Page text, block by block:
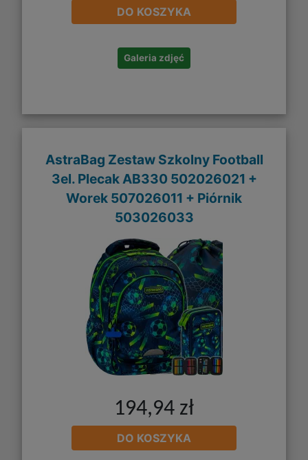
DO KOSZYKA
Galeria zdjęć
AstraBag Zestaw Szkolny Football
3el. Plecak AB330 502026021 +
Worek 507026011 + Piórnik
503026033
194,94 zł
DO KOSZYKA